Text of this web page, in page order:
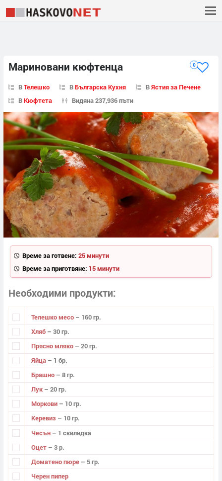
Мариновани кюфтенца 0
ВТелешко ВБългарска Кухня ВЯстия за Печене
ВКюфтета Видяна 237,936 пъти
Време за готвене: 25 минути
Време за приготвяне: 15 минути
Необходими продукти
Телешко месо – 160 гр.
Хляб – 30 гр.
Прясно мляко – 20 гр.
Яйца – 1 бр.
Брашно – 8 гр.
Лук – 20 гр.
Моркови – 10 гр.
Керевиз – 10 гр.
Чесън – 1 скилидка
Оцет – 3 р.
Доматено пюре – 5 гр.
Черен пипер